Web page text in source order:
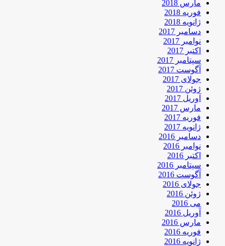
مارس 2018
فوریه 2018
ژانویه 2018
دسامبر 2017
نوامبر 2017
اکتبر 2017
سپتامبر 2017
آگوست 2017
جولای 2017
ژوئن 2017
آوریل 2017
مارس 2017
فوریه 2017
ژانویه 2017
دسامبر 2016
نوامبر 2016
اکتبر 2016
سپتامبر 2016
آگوست 2016
جولای 2016
ژوئن 2016
می 2016
آوریل 2016
مارس 2016
فوریه 2016
ژانویه 2016